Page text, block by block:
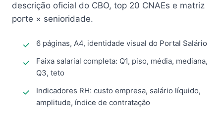
descrição oficial do CBO, top 20 CNAEs e matriz
porte × senioridade.
6 páginas, A4, identidade visual do Portal Salário
Faixa salarial completa: Q1, piso, média, mediana,
Q3, teto
Indicadores RH: custo empresa, salário líquido,
amplitude, índice de contratação